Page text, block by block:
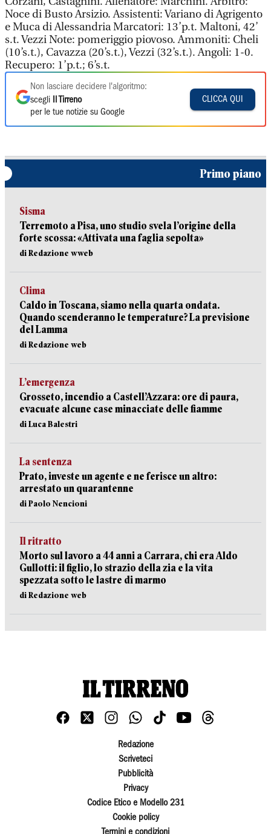
Noce di Busto Arsizio. Assistenti: Variano di Agrigento
e Muca di Alessandria Marcatori: 13’p.t. Maltoni, 42’
s.t. Vezzi Note: pomeriggio piovoso. Ammoniti: Cheli
(10’s.t.), Cavazza (20’s.t.), Vezzi (32’s.t.). Angoli: 1-0.
Recupero: 1’p.t.; 6’s.t.
Non lasciare decidere l'algoritmo:
scegli
Il Tirreno
per le tue notizie su Google
CLICCA QUI
Primo piano
Sisma
Terremoto a Pisa, uno studio svela l’origine della
forte scossa: «Attivata una faglia sepolta»
di Redazione wweb
Clima
Caldo in Toscana, siamo nella quarta ondata.
Quando scenderanno le temperature? La previsione
del Lamma
di Redazione web
L’emergenza
Grosseto, incendio a Castell’Azzara: ore di paura,
evacuate alcune case minacciate delle fiamme
di Luca Balestri
La sentenza
Prato, investe un agente e ne ferisce un altro:
arrestato un quarantenne
di Paolo Nencioni
Il ritratto
Morto sul lavoro a 44 anni a Carrara, chi era Aldo
Gullotti: il figlio, lo strazio della zia e la vita
spezzata sotto le lastre di marmo
di Redazione web
Redazione
Scriveteci
Pubblicità
Privacy
Codice Etico e Modello 231
Cookie policy
Termini e condizioni